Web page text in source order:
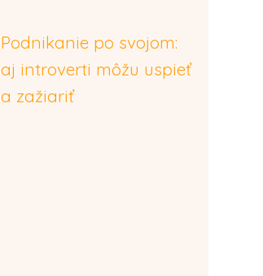
Podnikanie po svojom:
aj introverti môžu uspieť
a zažiariť